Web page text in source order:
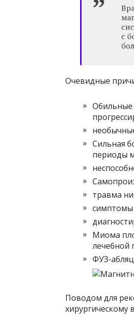
с
Очевидные
Обильные
Сильная
периоды
травма
симптомы
Миома
лечебной
ФУЗ-
Поводом для
хирургическому